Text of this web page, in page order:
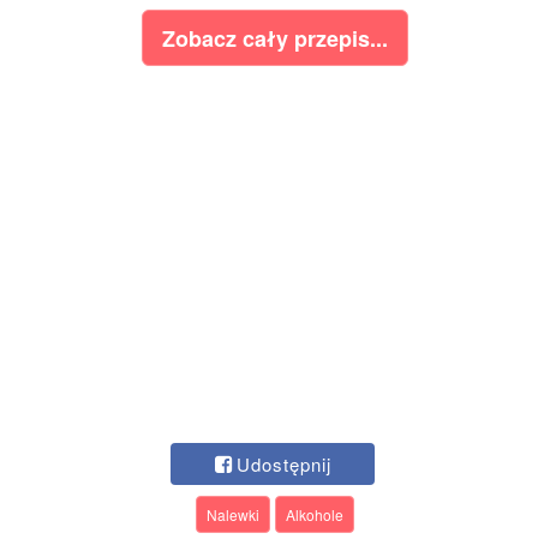
Zobacz cały przepis...
Udostępnij
Nalewki Alkohole